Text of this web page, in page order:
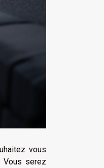
vous
Vous serez